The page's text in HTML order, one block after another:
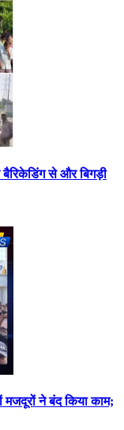
से और बिगड़ी
मजदूरों ने बंद किया काम;